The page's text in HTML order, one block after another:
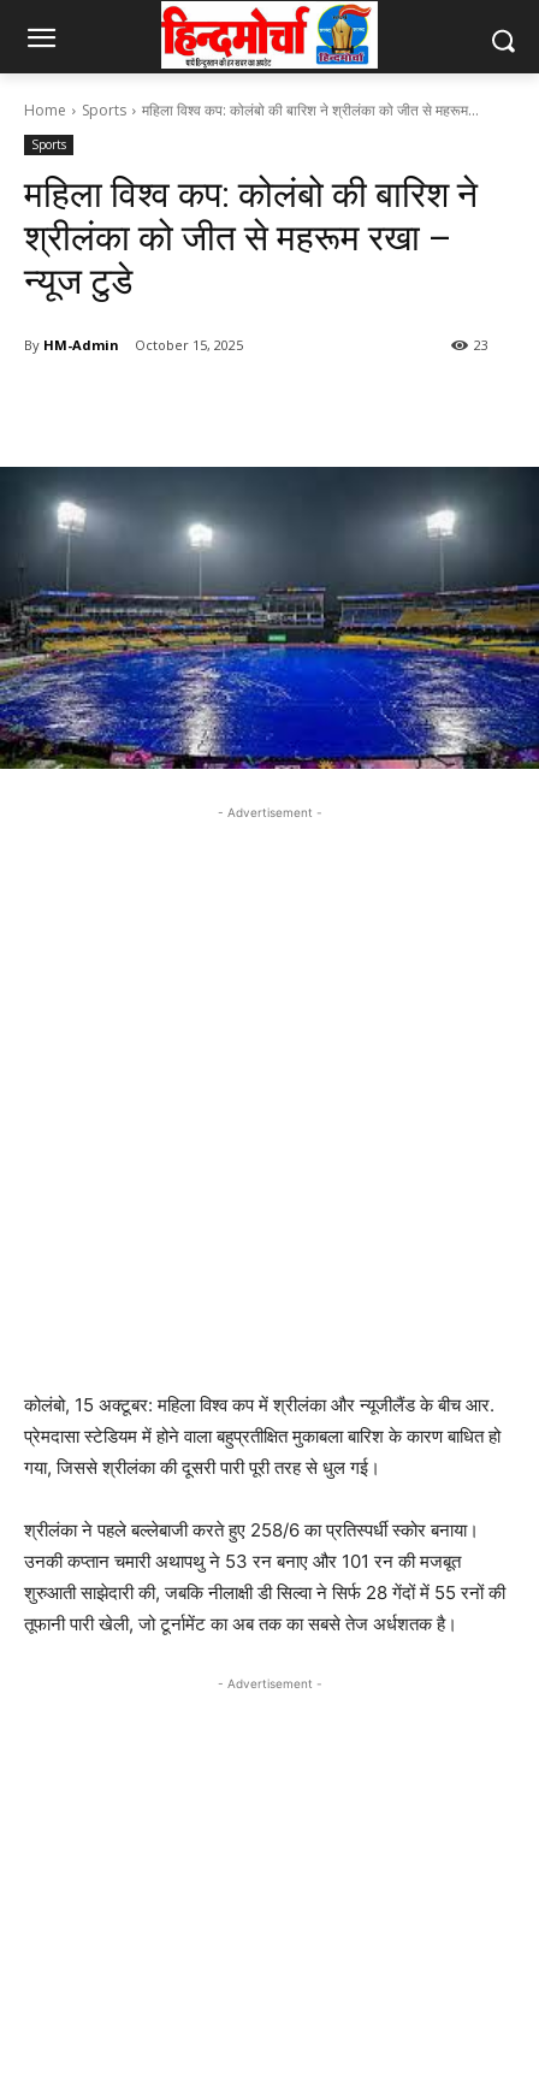
Home Sports महिला विश्व कप: कोलंबो की बारिश ने श्रीलंका को जीत से महरूम...
Sports
महिला विश्व कप: कोलंबो की बारिश ने
श्रीलंका को जीत से महरूम रखा –
न्यूज टुडे
By HM-Admin October 15, 2025 23
- Advertisement -
कोलंबो, 15 अक्टूबर: महिला विश्व कप में श्रीलंका और न्यूजीलैंड के बीच आर.
प्रेमदासा स्टेडियम में होने वाला बहुप्रतीक्षित मुकाबला बारिश के कारण बाधित हो
गया, जिससे श्रीलंका की दूसरी पारी पूरी तरह से धुल गई।
श्रीलंका ने पहले बल्लेबाजी करते हुए 258/6 का प्रतिस्पर्धी स्कोर बनाया।
उनकी कप्तान चमारी अथापथु ने 53 रन बनाए और 101 रन की मजबूत
शुरुआती साझेदारी की, जबकि नीलाक्षी डी सिल्वा ने सिर्फ 28 गेंदों में 55 रनों की
तूफानी पारी खेली, जो टूर्नामेंट का अब तक का सबसे तेज अर्धशतक है।
- Advertisement -